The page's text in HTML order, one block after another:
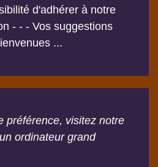
d'adhérer à notre
- - - Vos suggestions
...
préférence, visitez notre
ordinateur grand